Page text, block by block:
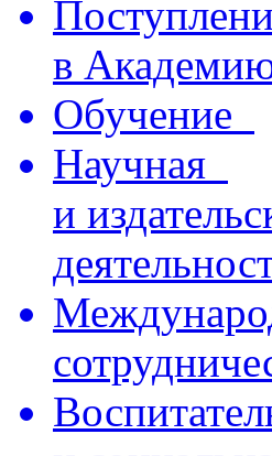
в
Обучение
Научная
и